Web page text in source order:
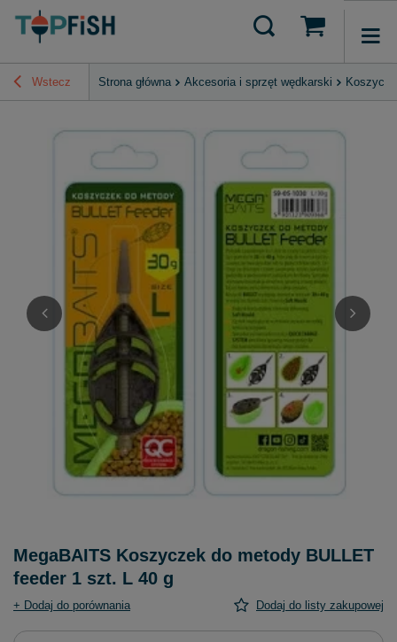
Wstecz Strona główna Akcesoria i sprzęt wędkarski
MegaBAITS Koszyczek do metody BULLET
feeder 1 szt. L 40 g
+ Dodaj do porównania Dodaj do listy zakupowej